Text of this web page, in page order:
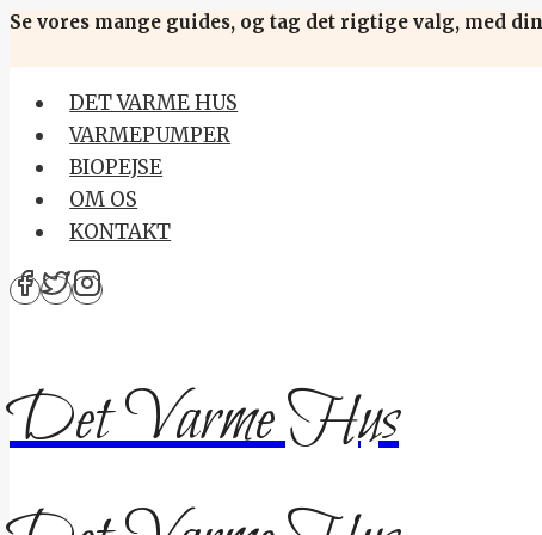
Skip
content
Se vores mange guides, og tag det rigtige valg, med
DET VARME HUS
VARMEPUMPER
BIOPEJSE
OM OS
KONTAKT
Det Varme Hus